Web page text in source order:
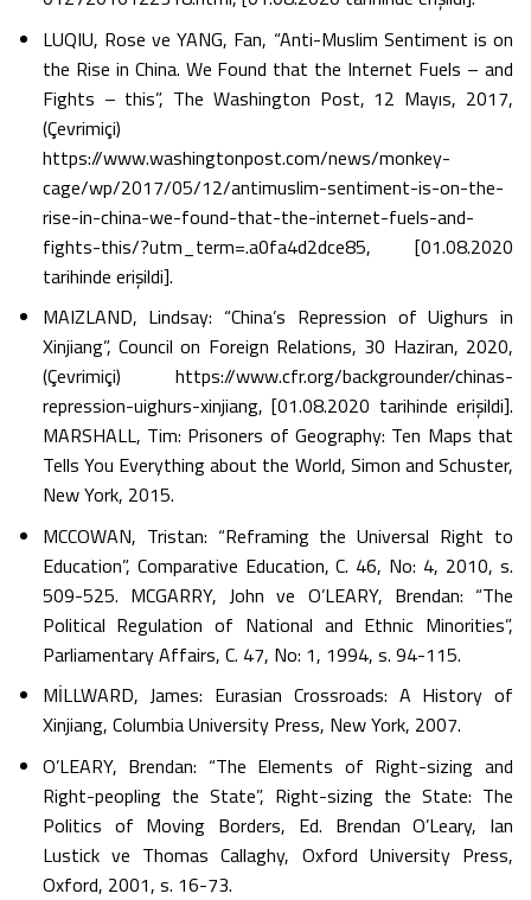
LUQIU, Rose ve YANG, Fan, “Anti-Muslim Sentiment is on
the Rise in China. We Found that the Internet Fuels – and
Fights – this”, The Washington Post, 12 Mayıs, 2017,
(Çevrimiçi)
https://www.washingtonpost.com/news/monkey-
cage/wp/2017/05/12/antimuslim-sentiment-is-on-the-
rise-in-china-we-found-that-the-internet-fuels-and-
fights-this/?utm_term=.a0fa4d2dce85, [01.08.2020
tarihinde erişildi].
MAIZLAND, Lindsay: “China’s Repression of Uighurs in
Xinjiang”, Council on Foreign Relations, 30 Haziran, 2020,
(Çevrimiçi) https://www.cfr.org/backgrounder/chinas-
repression-uighurs-xinjiang, [01.08.2020 tarihinde erişildi].
MARSHALL, Tim: Prisoners of Geography: Ten Maps that
Tells You Everything about the World, Simon and Schuster,
New York, 2015.
MCCOWAN, Tristan: “Reframing the Universal Right to
Education”, Comparative Education, C. 46, No: 4, 2010, s.
509-525. MCGARRY, John ve O’LEARY, Brendan: “The
Political Regulation of National and Ethnic Minorities”,
Parliamentary Affairs, C. 47, No: 1, 1994, s. 94-115.
MİLLWARD, James: Eurasian Crossroads: A History of
Xinjiang, Columbia University Press, New York, 2007.
O’LEARY, Brendan: “The Elements of Right-sizing and
Right-peopling the State”, Right-sizing the State: The
Politics of Moving Borders, Ed. Brendan O’Leary, Ian
Lustick ve Thomas Callaghy, Oxford University Press,
Oxford, 2001, s. 16-73.